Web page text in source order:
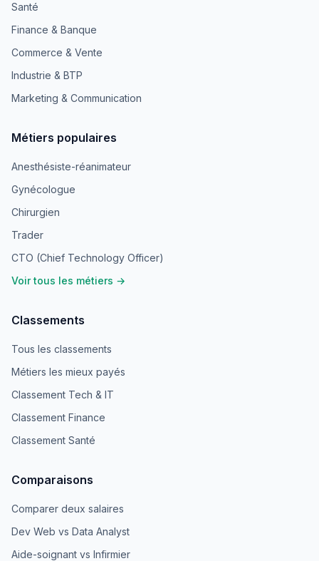
Santé
Finance & Banque
Commerce & Vente
Industrie & BTP
Marketing & Communication
Métiers populaires
Anesthésiste-réanimateur
Gynécologue
Chirurgien
Trader
CTO (Chief Technology Officer)
Voir tous les métiers →
Classements
Tous les classements
Métiers les mieux payés
Classement Tech & IT
Classement Finance
Classement Santé
Comparaisons
Comparer deux salaires
Dev Web vs Data Analyst
Aide-soignant vs Infirmier